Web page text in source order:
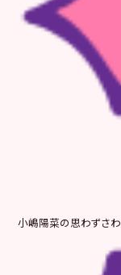
小嶋陽菜の思わずさわ